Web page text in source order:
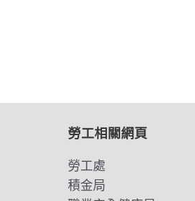
勞工相關網頁
勞工處
積金局